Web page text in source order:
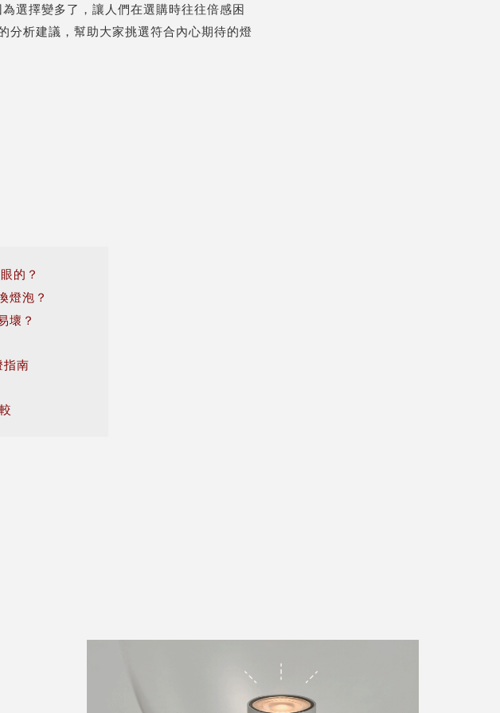
選擇變多了，讓人們在選購時往往倍感困
分析建議，幫助大家挑選符合內心期待的燈
的？
燈泡？
壞？
南